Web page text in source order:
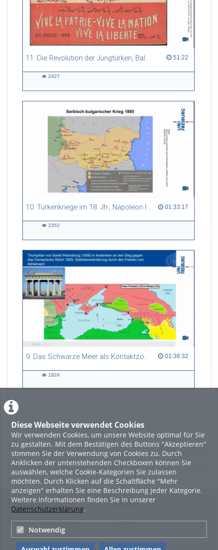
Diese Webseite verwendet Cookies
Wir verwenden Cookies, um unsere Website optimal für Sie
zu gestalten. Mit dem Bestätigen des Buttons "Akzeptieren"
stimmen Sie der Verwendung von Cookies zu. Durch
Anklicken der untenstehenden Checkboxen können Sie
auswählen, welche Cookie-Kategorien Sie zulassen
möchten. Durch Klicken auf die Schaltfläche "Mehr
anzeigen" erhalten Sie eine Beschreibung jeder Kategorie.
Weitere Informationen finden Sie in unserer
Datenschutzerklärung.
Notwendig
11. Die Revolution der Jungtürken, Balkankriege, 1.Weltkrieg, Gallipoli, Saloniki-Front, die Verträge von Sèvres und Lausanne 51:22
51:22 duration
2427
10. Türkenkriege im 18. Jh., Napoleon I., Orientalische Frage, Tanzimat, Entstehung der Balkanstaaten, Bosnische Annexionskrise 01:33:17
01:33:17 duration
2352
9. Das Schwarze Meer als Kontaktzone des Russländischen und Osmanischen Imperiums 01:38:32
01:38:32 duration
1824
LADE MEHR
Featured
Beliebtheit
Legal Info
Nutzungsbedingungen
Datenschutzerklärung
Links
Sitemap